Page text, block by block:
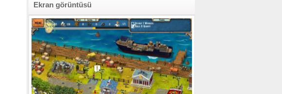
Ekran görüntüsü